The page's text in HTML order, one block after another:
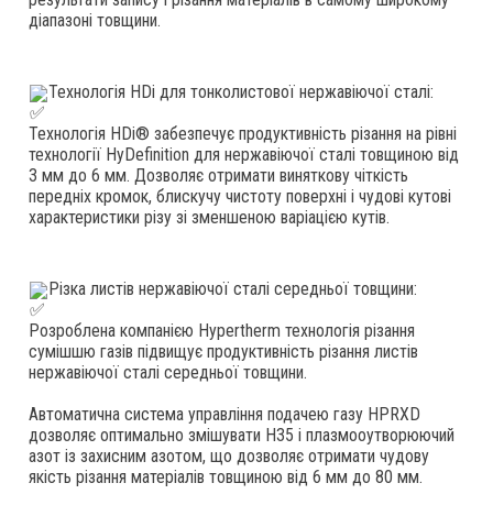
діапазоні товщини.
Технологія HDi для тонколистової нержавіючої сталі:
Технологія HDi® забезпечує продуктивність різання на рівні
технології HyDefinition для нержавіючої сталі товщиною від
3 мм до 6 мм. Дозволяє отримати виняткову чіткість
передніх кромок, блискучу чистоту поверхні і чудові кутові
характеристики різу зі зменшеною варіацією кутів.
Різка листів нержавіючої сталі середньої товщини:
Розроблена компанією Hypertherm технологія різання
сумішшю газів підвищує продуктивність різання листів
нержавіючої сталі середньої товщини.
Автоматична система управління подачею газу HPRXD
дозволяє оптимально змішувати H35 і плазмооутворюючий
азот із захисним азотом, що дозволяє отримати чудову
якість різання матеріалів товщиною від 6 мм до 80 мм.